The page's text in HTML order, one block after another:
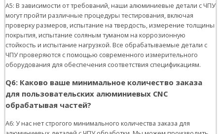
A5: В зависимости от требований, наши алюминиевые детали с ЧПУ
могут пройти различные процедуры тестирования, включая
проверку размеров, испытание на твердость, измерение толщины
покрытия, испытание соляным туманом на коррозионную
стойкость и испытание нагрузкой. Все обрабатываемые детали с
ЧПУ проверяются с помощью современного измерительного
оборудования для обеспечения соответствия спецификациям.
Q6: Каково ваше минимальное количество заказа
для пользовательских алюминиевых CNC
обрабатывая частей?
A6: У нас нет строгого минимального количества заказа для